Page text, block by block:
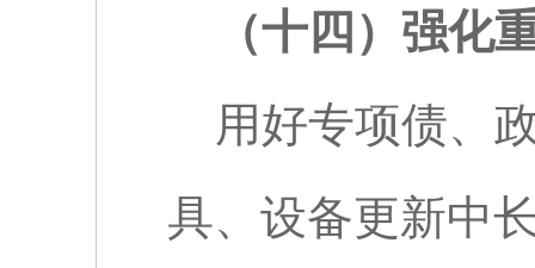
（十四）强化
用好专项债、
具、设备更新中